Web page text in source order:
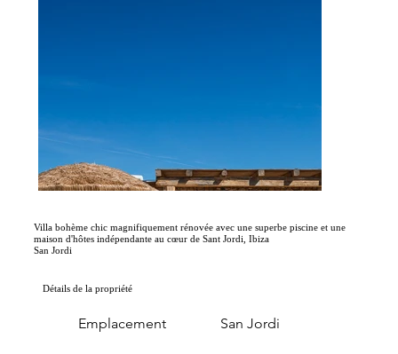
Villa bohème chic magnifiquement rénovée avec une superbe piscine et une
maison d'hôtes indépendante au cœur de Sant Jordi, Ibiza
San Jordi
Détails de la propriété
Emplacement San Jordi